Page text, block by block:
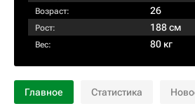
Возраст: 26
Рост: 188 см
Вес: 80 кг
Главное Статистика